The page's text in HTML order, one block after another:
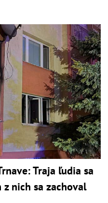
Traja ľudia sa
nich sa zachoval